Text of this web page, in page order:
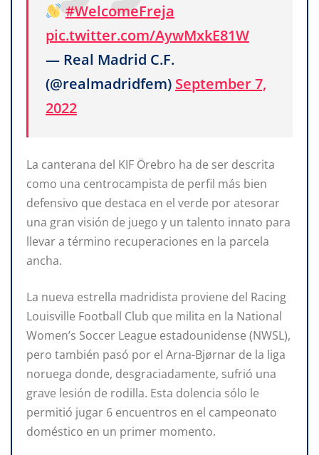
#WelcomeFreja
pic.twitter.com/AywMxkE81W
— Real Madrid C.F.
(@realmadridfem) September 7,
2022
La canterana del KIF Örebro ha de ser descrita
como una centrocampista de perfil más bien
defensivo que destaca en el verde por atesorar
una gran visión de juego y un talento innato para
llevar a término recuperaciones en la parcela
ancha.
La nueva estrella madridista proviene del Racing
Louisville Football Club que milita en la National
Women’s Soccer League estadounidense (NWSL),
pero también pasó por el Arna-Bjørnar de la liga
noruega donde, desgraciadamente, sufrió una
grave lesión de rodilla. Esta dolencia sólo le
permitió jugar 6 encuentros en el campeonato
doméstico en un primer momento.